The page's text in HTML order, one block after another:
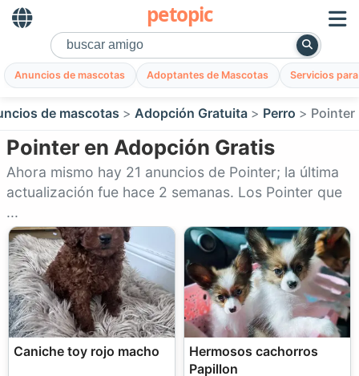
petopic
Anuncios de mascotas Adoptantes de Mascotas Servicios
de mascotas Adopción Gratuita Perro Pointer
Pointer en Adopción Gratis
Ahora mismo hay 21 anuncios de Pointer; la última
actualización fue hace 2 semanas. Los Pointer que
...
Caniche toy rojo macho
Hermosos cachorros
Papillon